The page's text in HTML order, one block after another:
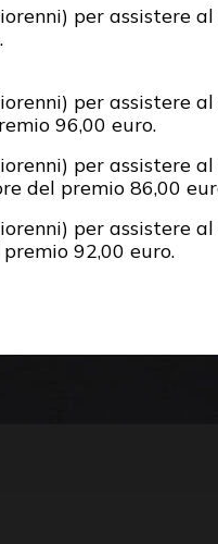
per assistere
.
per assistere
96,00 euro.
per assistere
del premio 86,00
per assistere
92,00 euro.